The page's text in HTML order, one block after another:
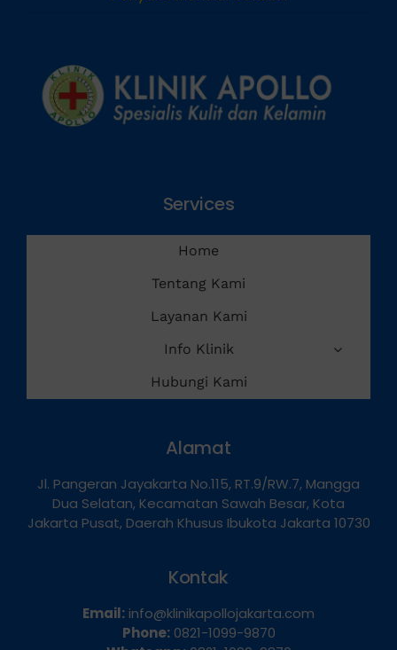
Hubungi Kami
Jl. Pangeran Jayakarta No.115, RT.9/RW.7, Mangga
Dua Selatan, Kecamatan Sawah Besar, Kota
Email:info@klinikapollojakarta.com